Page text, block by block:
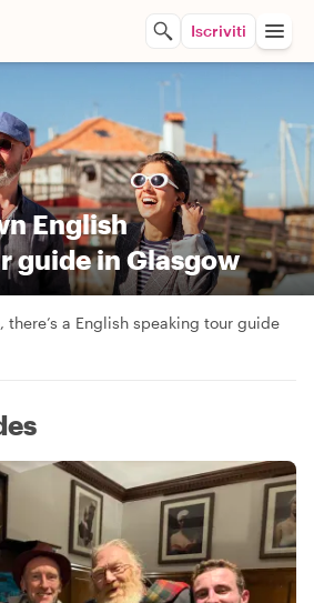
Iscriviti
English
guide in Glasgow
there’s a English speaking tour guide